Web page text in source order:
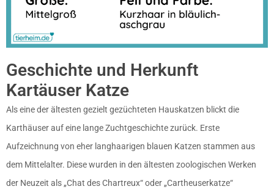
Geschichte und Herkunft
Kartäuser Katze
Als eine der ältesten gezielt gezüchteten Hauskatzen blickt die
Karthäuser auf eine lange Zuchtgeschichte zurück. Erste
Aufzeichnung von eher langhaarigen blauen Katzen stammen aus
dem Mittelalter. Diese wurden in den ältesten zoologischen Werken
der Neuzeit als „Chat des Chartreux“ oder „Cartheuserkatze“